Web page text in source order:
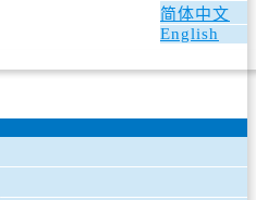
简体中文
English